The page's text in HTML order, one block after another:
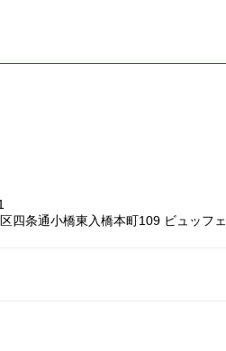
四条通小橋東入橋本町109 ビュッフ